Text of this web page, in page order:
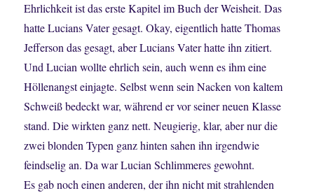
Ehrlichkeit ist das erste Kapitel im Buch der Weisheit. Das
hatte Lucians Vater gesagt. Okay, eigentlich hatte Thomas
Jefferson das gesagt, aber Lucians Vater hatte ihn zitiert.
Und Lucian wollte ehrlich sein, auch wenn es ihm eine
Höllenangst einjagte. Selbst wenn sein Nacken von kaltem
Schweiß bedeckt war, während er vor seiner neuen Klasse
stand. Die wirkten ganz nett. Neugierig, klar, aber nur die
zwei blonden Typen ganz hinten sahen ihn irgendwie
feindselig an. Da war Lucian Schlimmeres gewohnt.
Es gab noch einen anderen, der ihn nicht mit strahlenden